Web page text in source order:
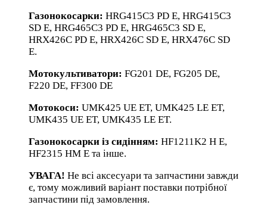
Газонокосарки: HRG415C3 PD E, HRG415C3
SD E, HRG465C3 PD E, HRG465C3 SD E,
HRX426C PD E, HRX426C SD E, HRX476C SD
E.
Мотокультиватори: FG201 DE, FG205 DE,
F220 DE, FF300 DE
Мотокоси: UMK425 UE ET, UMK425 LE ET,
UMK435 UE ET, UMK435 LE ET.
Газонокосарки із сидінням: HF1211K2 H E,
HF2315 HM E та інше.
УВАГА! Не всі аксесуари та запчастини завжди
є, тому можливий варіант поставки потрібної
запчастини під замовлення.